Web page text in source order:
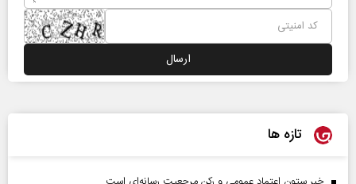
تازه ها